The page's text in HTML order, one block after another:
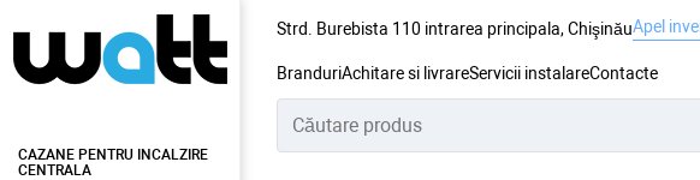
Strd. Burebista 110 intrarea principala, ChişinăuApel
BranduriAchitare si livrareServicii instalareContacte
CAZANE PENTRU INCALZIRE
CENTRALA